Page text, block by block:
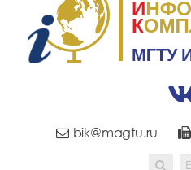
bik@magtu.ru